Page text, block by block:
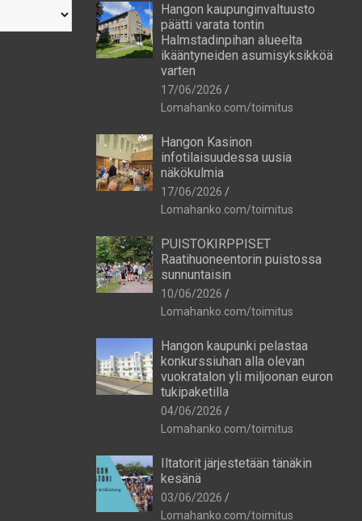
Hangon kaupunginvaltuusto
päätti varata tontin
Halmstadinpihan alueelta
ikääntyneiden asumisyksikköä
varten
17/06/2026
Lomahanko.com/toimitus
Hangon Kasinon
infotilaisuudessa uusia
näkökulmia
17/06/2026
Lomahanko.com/toimitus
PUISTOKIRPPISET
Raatihuoneentorin puistossa
sunnuntaisin
10/06/2026
Lomahanko.com/toimitus
Hangon kaupunki pelastaa
konkurssiuhan alla olevan
vuokratalon yli miljoonan euron
tukipaketilla
04/06/2026
Lomahanko.com/toimitus
Iltatorit järjestetään tänäkin
kesänä
03/06/2026
Lomahanko.com/toimitus